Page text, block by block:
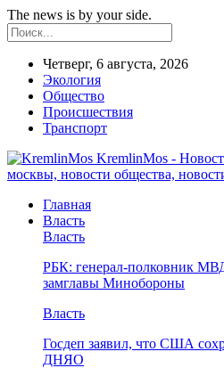
The news is by your side.
Четверг, 6 августа, 2026
Экология
Общество
Происшествия
Транспорт
KremlinMos -
москвы, новости общества,
Главная
Власть
Власть
РБК: генерал-полковник
замглавы Минобороны
Власть
Госдеп заявил, что США
ДНЯО